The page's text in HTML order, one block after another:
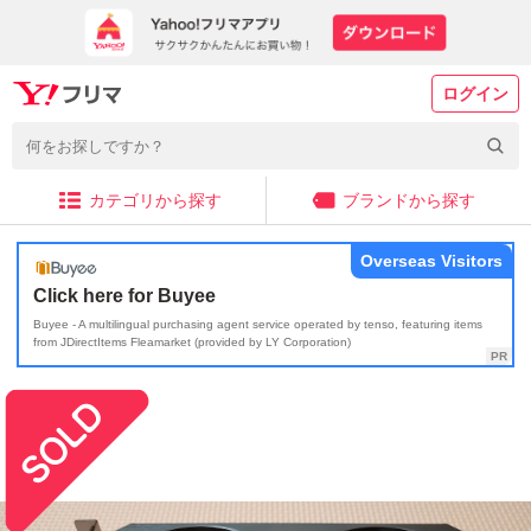
ログイン
カテゴリから探す ブランドから探す
Click here for Buyee
Buyee - A multilingual purchasing agent service operated by tenso, featuring items
from JDirectItems Fleamarket (provided by LY Corporation)
Overseas Visitors